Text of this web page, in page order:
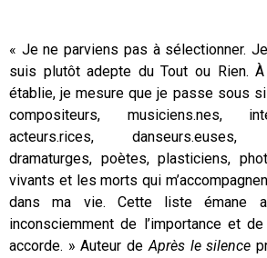
« Je ne parviens pas à sélectionner.
suis plutôt adepte du Tout ou Rien.
établie, je mesure que je passe sous
compositeurs, musiciens.nes,
acteurs.rices, danseurs.euses,
dramaturges, poètes, plasticiens,
vivants et les morts qui
dans ma vie. Cette liste émane
inconsciemment de l’importance et
accorde. » Auteur deAprès le silence